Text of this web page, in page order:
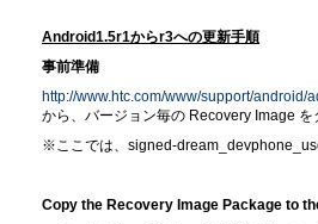
Android1.5r1からr3への更新手順
事前準備
http://www.htc.com/www/support/android/
から、バージョン毎の Recovery Image を
※ここでは、signed-
Copy the Recovery Image Package to